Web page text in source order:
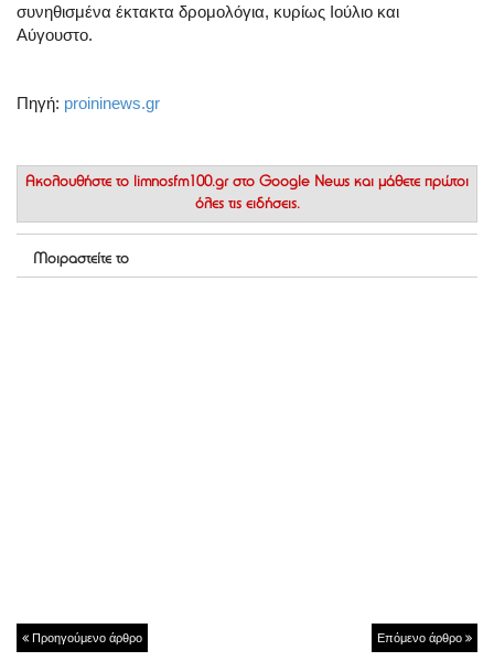
συνηθισμένα έκτακτα δρομολόγια, κυρίως Ιούλιο και
Αύγουστο.
Πηγή: proininews.gr
Ακολουθήστε το limnosfm100.gr στο Google News και μάθετε πρώτοι
όλες τις ειδήσεις.
Μοιραστείτε το
Προηγούμενο άρθρο Επόμενο άρθρο